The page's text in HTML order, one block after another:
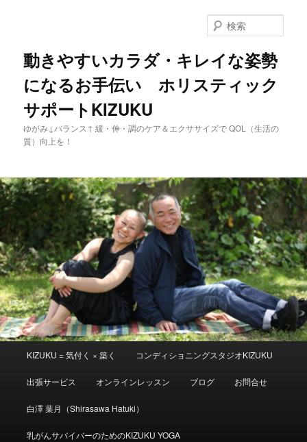
動きやすいカラダ・キレイな姿勢
になるお手伝い ホリスティック
サポートKIZUKU
ゆがみ↓バランス↑ 緩・伸・調のケア＆エクササイズで QOL（生活の
質）向上を！
索
KIZUKU = 気付く × 築く コンディショニングスタジオKIZUKU
出張サービス オンラインレッスン ブログ お問合せ
白澤 葉月（Shirasawa Hatuki）
乳がんサバイバーのためのKIZUKU YOGA